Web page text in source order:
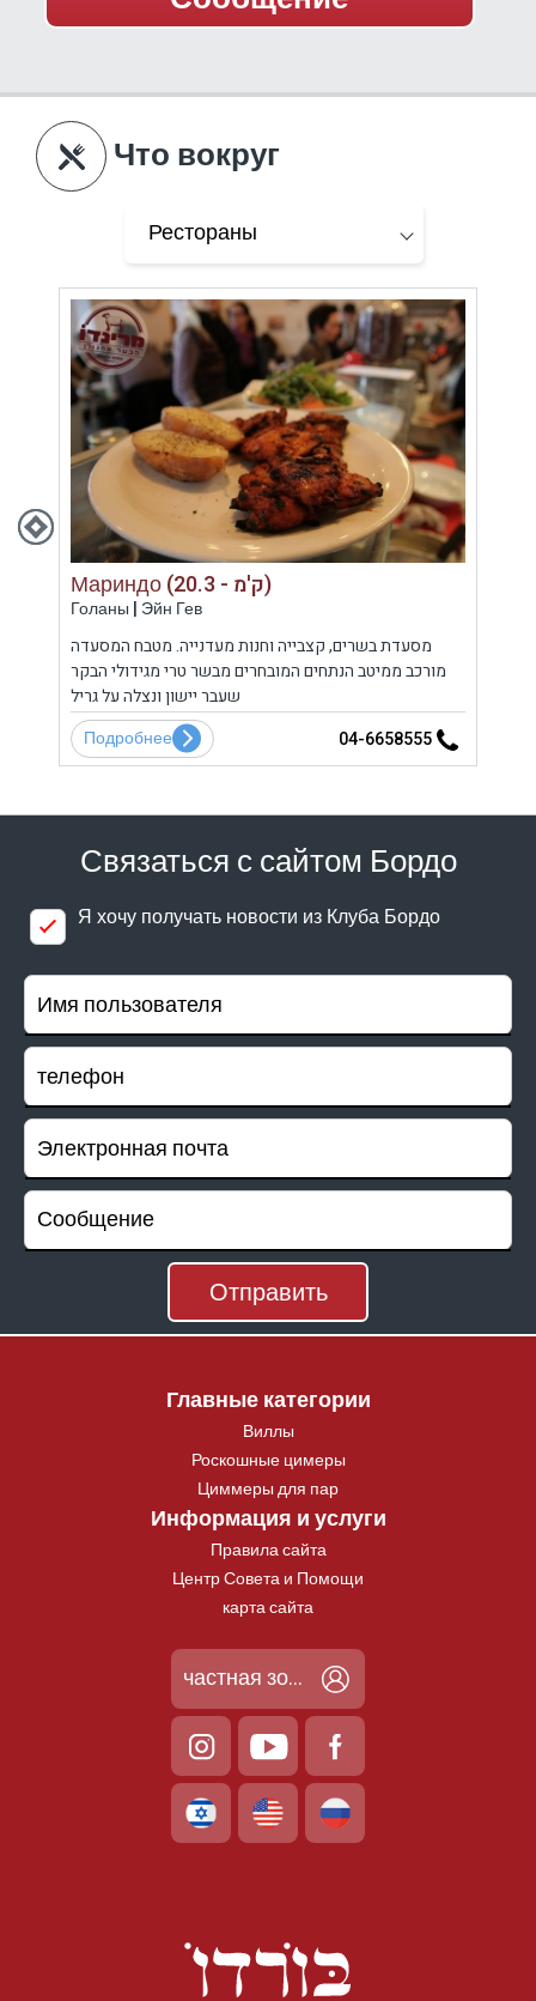
Что вокруг
Мариндо (20.3 - ק'מ)
Голаны | Эйн Гев
מסעדת בשרים, קצבייה וחנות מעדנייה. מטבח המסעדה
מורכב ממיטב הנתחים המובחרים מבשר טרי מגידולי הבקר
שעבר יישון ונצלה על גריל
04-6658555
Подробнее
Связаться с сайтом Бордо
Я хочу получать новости из Клуба Бордо
Главные категории
Виллы
Роскошные цимеры
Циммеры для пар
Информация и услуги
Правила сайта
Центр Совета и Помощи
карта сайта
частная зона